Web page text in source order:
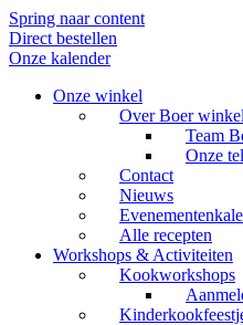
Spring naar content
Direct bestellen
Onze kalender
Onze winkel
Over Boer
Team
Onze
Contact
Nieuws
Alle recepten
Workshops & Activiteiten
Kookworkshops